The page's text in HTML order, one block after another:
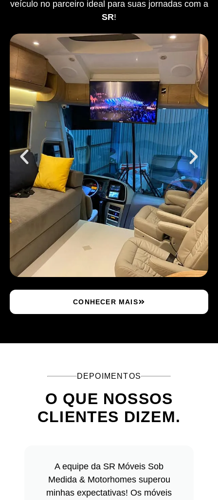
veículo no parceiro ideal para suas jornadas com a
SR!
CONHECER MAIS
DEPOIMENTOS
O QUE NOSSOS
CLIENTES DIZEM.
A equipe da SR Móveis Sob
Medida & Motorhomes superou
minhas expectativas! Os móveis